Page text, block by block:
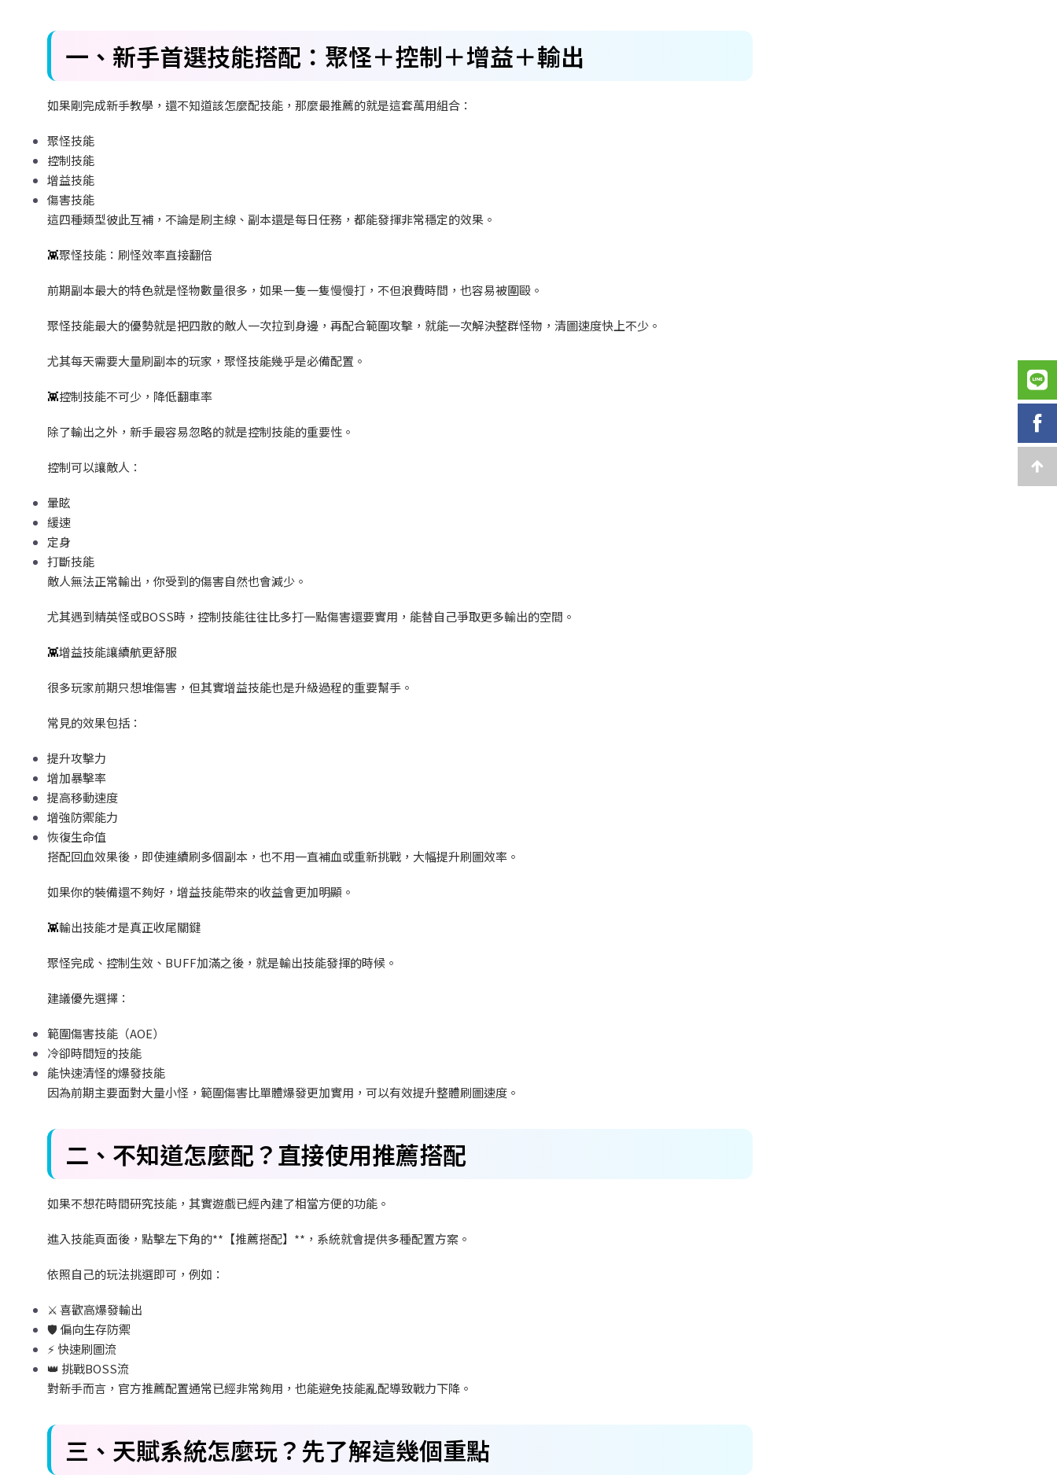
一、新手首選技能搭配：聚怪＋控制＋增益＋輸出
如果剛完成新手教學，還不知道該怎麼配技能，那麼最推薦的就是這套萬用組合：
聚怪技能
控制技能
增益技能
傷害技能
這四種類型彼此互補，不論是刷主線、副本還是每日任務，都能發揮非常穩定的效果。
👾聚怪技能：刷怪效率直接翻倍
前期副本最大的特色就是怪物數量很多，如果一隻一隻慢慢打，不但浪費時間，也容易被圍毆。
聚怪技能最大的優勢就是把四散的敵人一次拉到身邊，再配合範圍攻擊，就能一次解決整群怪物，清圖速度快上不少。
尤其每天需要大量刷副本的玩家，聚怪技能幾乎是必備配置。
👾控制技能不可少，降低翻車率
除了輸出之外，新手最容易忽略的就是控制技能的重要性。
控制可以讓敵人：
暈眩
緩速
定身
打斷技能
敵人無法正常輸出，你受到的傷害自然也會減少。
尤其遇到精英怪或BOSS時，控制技能往往比多打一點傷害還要實用，能替自己爭取更多輸出的空間。
👾增益技能讓續航更舒服
很多玩家前期只想堆傷害，但其實增益技能也是升級過程的重要幫手。
常見的效果包括：
提升攻擊力
增加暴擊率
提高移動速度
增強防禦能力
恢復生命值
搭配回血效果後，即使連續刷多個副本，也不用一直補血或重新挑戰，大幅提升刷圖效率。
如果你的裝備還不夠好，增益技能帶來的收益會更加明顯。
👾輸出技能才是真正收尾關鍵
聚怪完成、控制生效、BUFF加滿之後，就是輸出技能發揮的時候。
建議優先選擇：
範圍傷害技能（AOE）
冷卻時間短的技能
能快速清怪的爆發技能
因為前期主要面對大量小怪，範圍傷害比單體爆發更加實用，可以有效提升整體刷圖速度。
二、不知道怎麼配？直接使用推薦搭配
如果不想花時間研究技能，其實遊戲已經內建了相當方便的功能。
進入技能頁面後，點擊左下角的** 【推薦搭配】** ，系統就會提供多種配置方案。
依照自己的玩法挑選即可，例如：
⚔️喜歡高爆發輸出
🛡️偏向生存防禦
⚡ 快速刷圖流
👑 挑戰BOSS流
對新手而言，官方推薦配置通常已經非常夠用，也能避免技能亂配導致戰力下降。
三、天賦系統怎麼玩？先了解這幾個重點